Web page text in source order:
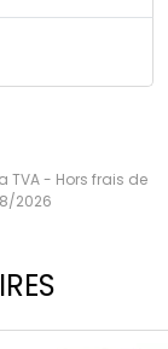
TVA - Hors frais de
2026